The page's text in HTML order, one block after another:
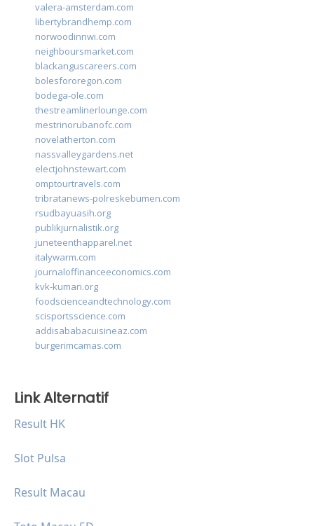
valera-amsterdam.com
libertybrandhemp.com
norwoodinnwi.com
neighboursmarket.com
blackanguscareers.com
bolesfororegon.com
bodega-ole.com
thestreamlinerlounge.com
mestrinorubanofc.com
novelatherton.com
nassvalleygardens.net
electjohnstewart.com
omptourtravels.com
tribratanews-polreskebumen.com
rsudbayuasih.org
publikjurnalistik.org
juneteenthapparel.net
italywarm.com
journaloffinanceeconomics.com
kvk-kumari.org
foodscienceandtechnology.com
scisportsscience.com
addisababacuisineaz.com
burgerimcamas.com
Link Alternatif
Result HK
Slot Pulsa
Result Macau